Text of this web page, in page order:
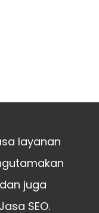
layanan
juga
SEO.